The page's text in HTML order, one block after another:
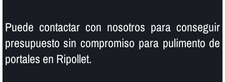
Puede contactar con nosotros para conseguir
presupuesto sin compromiso para pulimento de
portales en Ripollet.